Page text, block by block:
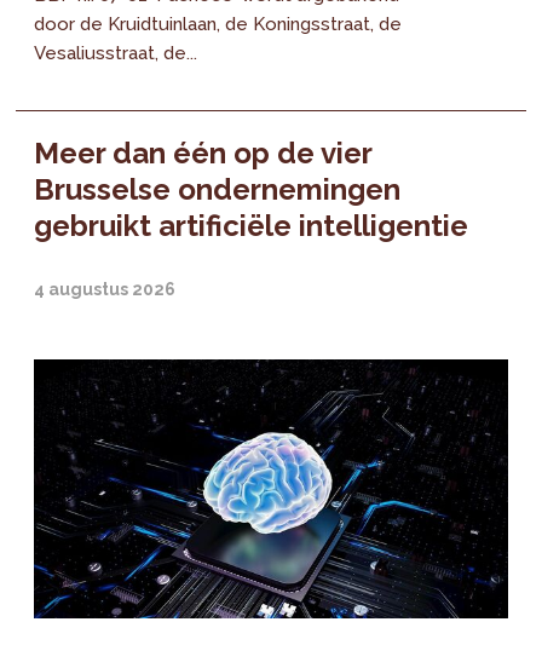
door de Kruidtuinlaan, de Koningsstraat, de
Vesaliusstraat, de...
Meer dan één op de vier
Brusselse ondernemingen
gebruikt artificiële intelligentie
4 augustus 2026